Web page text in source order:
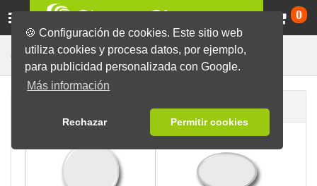
🍪 Configuración de cookies. Este sitio web
utiliza cookies y procesa datos, por ejemplo,
para publicidad personalizada con Google.
Más información
Rechazar Permitir cookies
0
Chapas Chapas con Imperdible